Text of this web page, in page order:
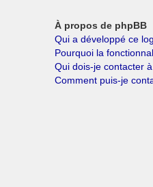
À propos de phpBB
Qui a développé ce
Pourquoi la
Qui dois-je contacter
Comment puis-je